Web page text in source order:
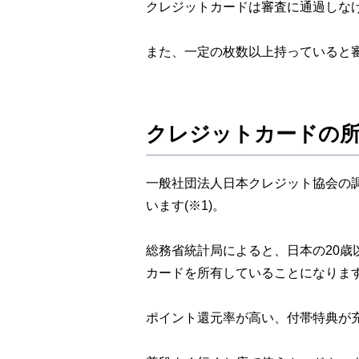
クレジットカードは審査に通過し
また、一定の枚数以上持っている
クレジットカードの
一般社団法人日本クレジット協会の
います(※1)。
総務省統計局によると、日本の20
カードを所有していることになりま
ポイント還元率が高い、付帯特典が